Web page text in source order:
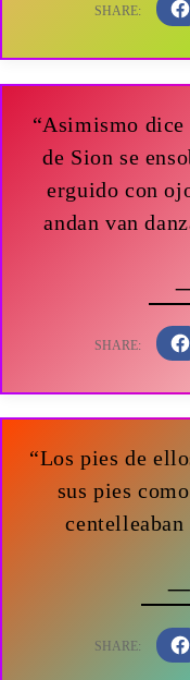
“Asimismo dice
de Sion se
erguido con
andan van
“Los pies de
sus pies
—